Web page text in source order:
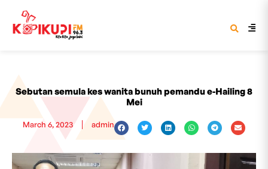
Sebutan semula kes wanita bunuh pemandu e-Hailing 8
Mei
March 6, 2023 admin